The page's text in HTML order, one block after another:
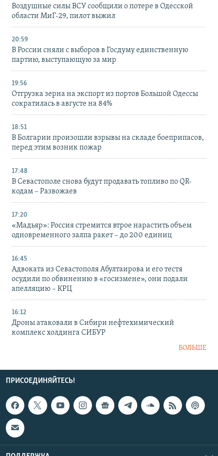
Воздушные силы ВСУ сообщили о потере в Одесской
области МиГ-29, пилот выжил
20:59
В России сняли с выборов в Госдуму единственную
партию, выступающую за мир
19:56
Отгрузка зерна на экспорт из портов Большой Одессы
сократилась в августе на 84%
18:51
В Болгарии произошли взрывы на складе боеприпасов,
перед этим возник пожар
17:48
В Севастополе снова будут продавать топливо по QR-
кодам – Развожаев
17:20
«Мадьяр»: Россия стремится втрое нарастить объем
одновременного залпа ракет – до 200 единиц
16:45
Адвоката из Севастополя Абултаирова и его тестя
осудили по обвинению в «госизмене», они подали
апелляцию – КРЦ
16:12
Дроны атаковали в Сибири нефтехимический
комплекс холдинга СИБУР
БОЛЬШЕ
ПРИСОЕДИНЯЙТЕСЬ!